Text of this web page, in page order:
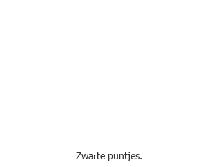
Zwarte puntjes.